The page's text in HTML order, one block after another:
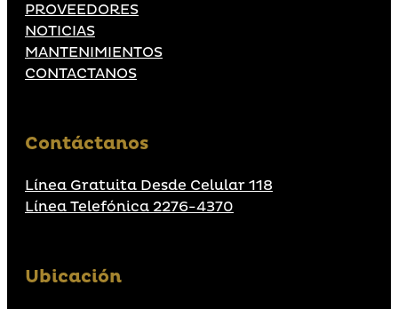
PROVEEDORES
NOTICIAS
MANTENIMIENTOS
CONTACTANOS
Contáctanos
Línea Gratuita Desde Celular 118
Línea Telefónica 2276-4370
Ubicación